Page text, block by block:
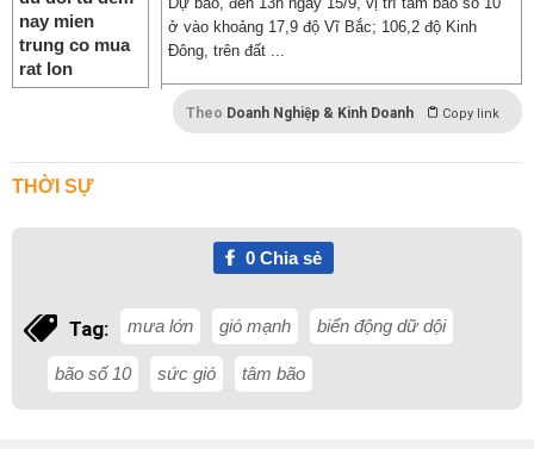
ở vào khoảng 17,9 độ Vĩ Bắc; 106,2 độ Kinh
Đông, trên đất ...
Theo Doanh Nghiệp & Kinh Doanh Copy link
THỜI SỰ
0Chia sẻ
Tag: mưa lớn gió mạnh biển động dữ dội
bão số 10 sức gió tâm bão